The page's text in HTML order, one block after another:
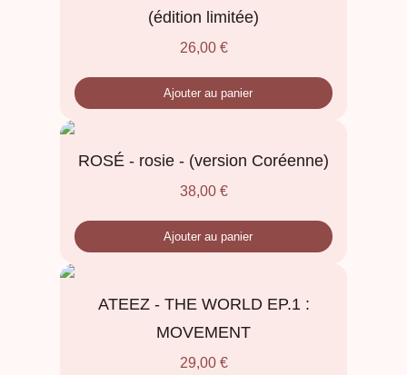
(édition limitée)
26,00 €
Ajouter au panier
ROSÉ - rosie - (version Coréenne)
38,00 €
Ajouter au panier
ATEEZ - THE WORLD EP.1 :
MOVEMENT
29,00 €